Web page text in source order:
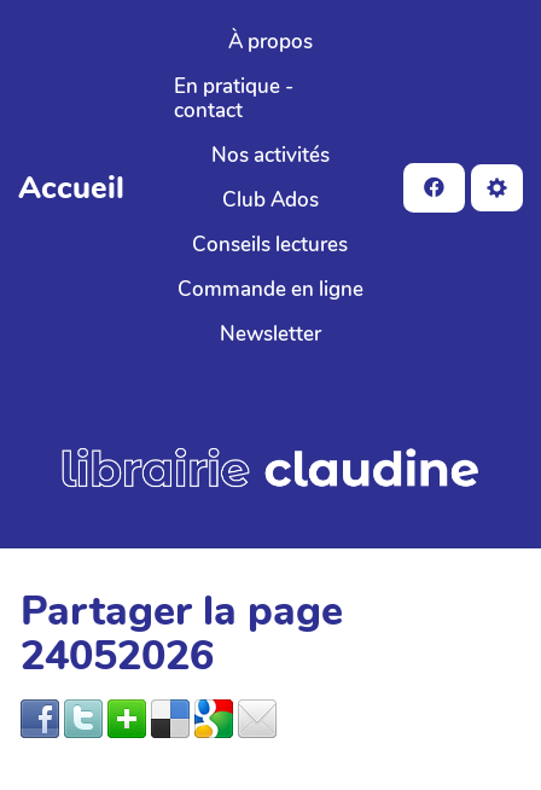
Aller au contenu principal
Accueil
À propos
En pratique -
contact
Nos activités
Club Ados
Conseils lectures
Commande en ligne
Newsletter
Partager la page
24052026